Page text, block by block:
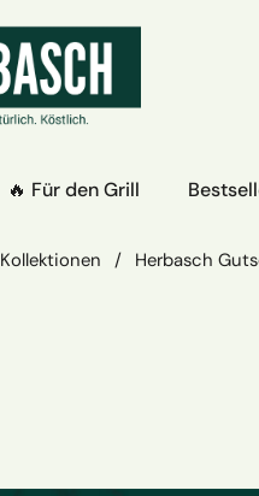
🔥 Für den Grill
Kollektionen / Herbasch